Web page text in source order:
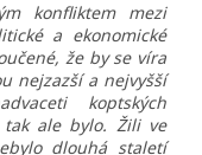
konfliktem mezi
a ekonomic­ké
že by se víra
nejzazší a nejvyšší
koptských
ale bylo. Žili ve
dlouhá staletí